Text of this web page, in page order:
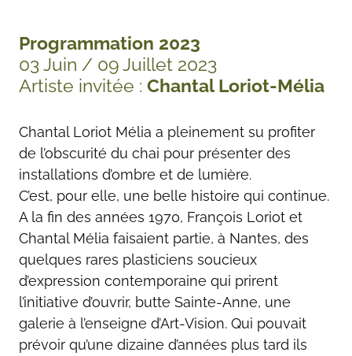
Programmation 2023
03 Juin / 09 Juillet 2023
Artiste invitée : Chantal Loriot-Mélia
Chantal Loriot Mélia a pleinement su profiter
de l’obscurité du chai pour présenter des
installations d’ombre et de lumière.
C’est, pour elle, une belle histoire qui continue.
A la fin des années 1970, François Loriot et
Chantal Mélia faisaient partie, à Nantes, des
quelques rares plasticiens soucieux
d’expression contemporaine qui prirent
l’initiative d’ouvrir, butte Sainte-Anne, une
galerie à l’enseigne d’Art-Vision. Qui pouvait
prévoir qu’une dizaine d’années plus tard ils